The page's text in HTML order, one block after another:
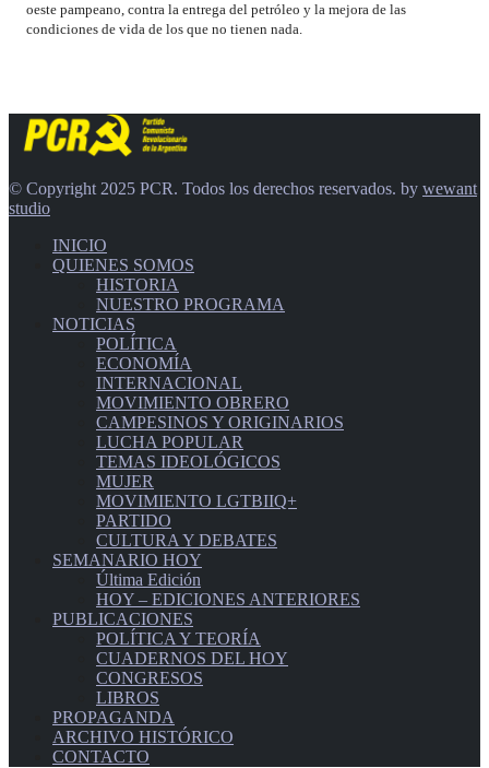
oeste pampeano, contra la entrega del petróleo y la mejora de las
condiciones de vida de los que no tienen nada.
© Copyright 2025 PCR. Todos los derechos reservados. by wewant
studio
INICIO
QUIENES SOMOS
HISTORIA
NUESTRO PROGRAMA
NOTICIAS
POLÍTICA
ECONOMÍA
INTERNACIONAL
MOVIMIENTO OBRERO
CAMPESINOS Y ORIGINARIOS
LUCHA POPULAR
TEMAS IDEOLÓGICOS
MUJER
MOVIMIENTO LGTBIIQ+
PARTIDO
CULTURA Y DEBATES
SEMANARIO HOY
Última Edición
HOY – EDICIONES ANTERIORES
PUBLICACIONES
POLÍTICA Y TEORÍA
CUADERNOS DEL HOY
CONGRESOS
LIBROS
PROPAGANDA
ARCHIVO HISTÓRICO
CONTACTO